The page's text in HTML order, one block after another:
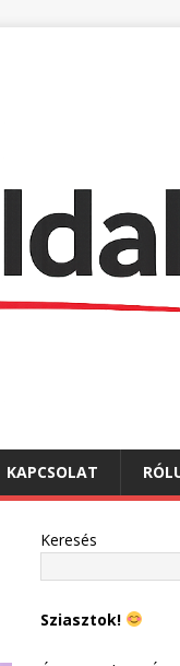
KAPCSOLAT
Keresés
Sziasztok!